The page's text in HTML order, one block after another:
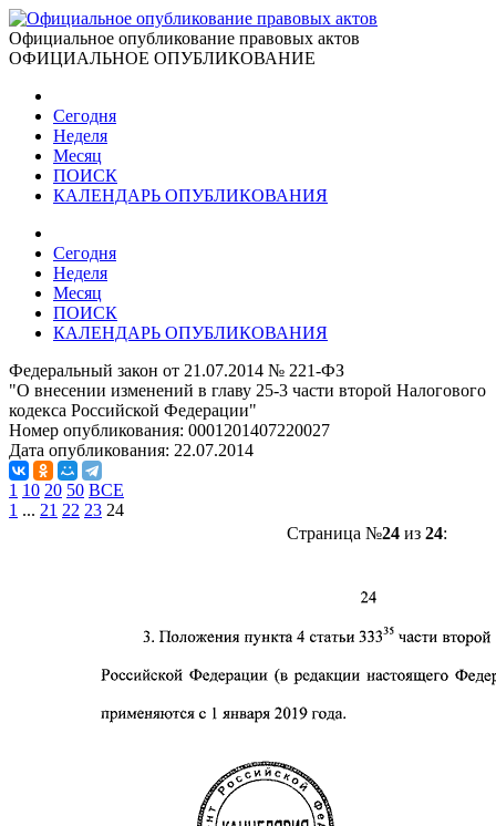
Официальное опубликование правовых актов
ОФИЦИАЛЬНОЕ ОПУБЛИКОВАНИЕ
Сегодня
Неделя
Месяц
ПОИСК
КАЛЕНДАРЬ ОПУБЛИКОВАНИЯ
Сегодня
Неделя
Месяц
ПОИСК
КАЛЕНДАРЬ ОПУБЛИКОВАНИЯ
Федеральный закон от 21.07.2014 № 221-ФЗ
"О внесении изменений в главу 25-3 части второй Налогового
кодекса Российской Федерации"
Номер опубликования: 0001201407220027
Дата опубликования: 22.07.2014
1 10 20 50 ВСЕ
1 ... 21 22 23 24
Страница №24из 24: